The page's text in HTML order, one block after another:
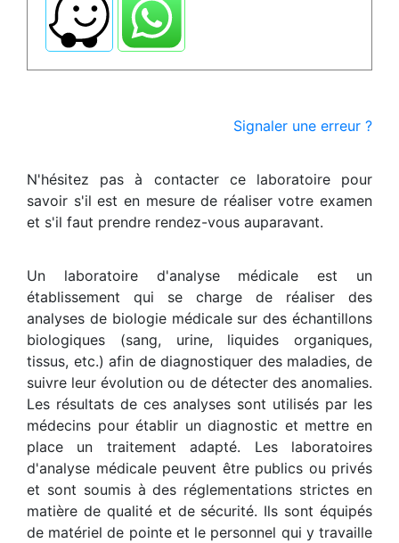
Signaler une erreur ?
N'hésitez pas à contacter ce laboratoire pour
savoir s'il est en mesure de réaliser votre examen
et s'il faut prendre rendez-vous auparavant.
Un laboratoire d'analyse médicale est un
établissement qui se charge de réaliser des
analyses de biologie médicale sur des échantillons
biologiques (sang, urine, liquides organiques,
tissus, etc.) afin de diagnostiquer des maladies, de
suivre leur évolution ou de détecter des anomalies.
Les résultats de ces analyses sont utilisés par les
médecins pour établir un diagnostic et mettre en
place un traitement adapté. Les laboratoires
d'analyse médicale peuvent être publics ou privés
et sont soumis à des réglementations strictes en
matière de qualité et de sécurité. Ils sont équipés
de matériel de pointe et le personnel qui y travaille